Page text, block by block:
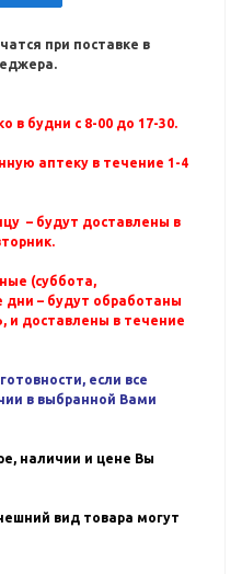
при поставке в
в будни с 8-00 до 17-30.
аптеку в течение 1-4
– будут доставлены в
(суббота,
дни – будут обработаны
доставлены в течение
если все
в выбранной Вами
наличии и цене Вы
вид товара могут